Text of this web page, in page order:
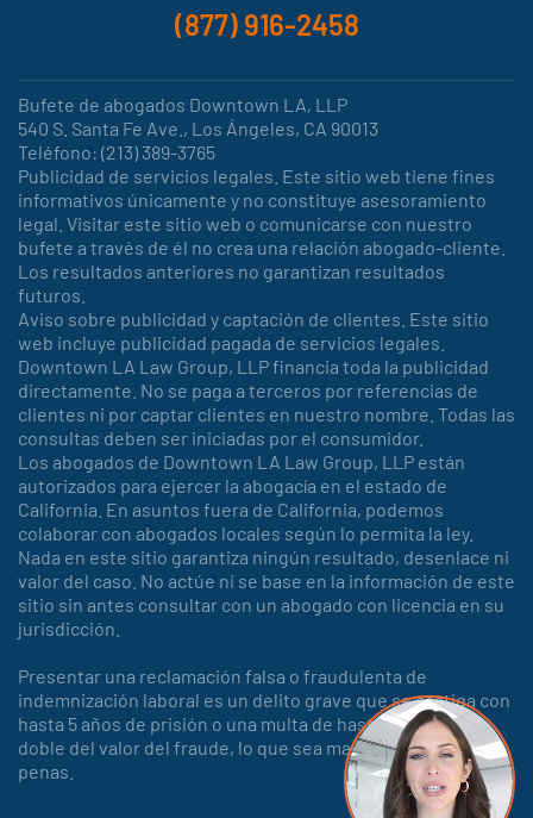
(877) 916-2458
Bufete de abogados Downtown LA, LLP
540 S. Santa Fe Ave., Los Ángeles, CA 90013
Teléfono: (213) 389-3765
Publicidad de servicios legales. Este sitio web tiene fines
informativos únicamente y no constituye asesoramiento
legal. Visitar este sitio web o comunicarse con nuestro
bufete a través de él no crea una relación abogado-cliente.
Los resultados anteriores no garantizan resultados
futuros.
Aviso sobre publicidad y captación de clientes. Este sitio
web incluye publicidad pagada de servicios legales.
Downtown LA Law Group, LLP financia toda la publicidad
directamente. No se paga a terceros por referencias de
clientes ni por captar clientes en nuestro nombre. Todas las
consultas deben ser iniciadas por el consumidor.
Los abogados de Downtown LA Law Group, LLP están
autorizados para ejercer la abogacía en el estado de
California. En asuntos fuera de California, podemos
colaborar con abogados locales según lo permita la ley.
Nada en este sitio garantiza ningún resultado, desenlace ni
valor del caso. No actúe ni se base en la información de este
sitio sin antes consultar con un abogado con licencia en su
jurisdicción.
Presentar una reclamación falsa o fraudulenta de
indemnización laboral es un delito grave que se castiga con
hasta 5 años de prisión o una multa de hasta 150.000 o el
doble del valor del fraude, lo que sea mayor, o con ambas
penas.